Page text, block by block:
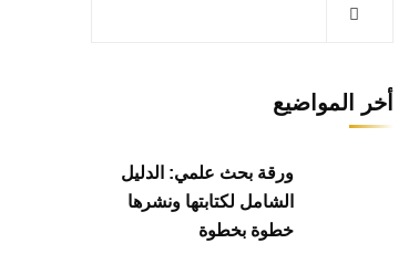
أخر المواضيع
ورقة بحث علمي: الدليل
الشامل لكتابتها ونشرها
خطوة بخطوة